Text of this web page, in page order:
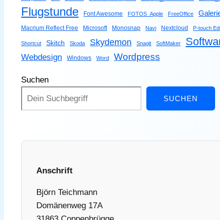
Flugstunde Font Awesome FOTOS_Apple FreeOffice
Macrium Reflect Free Microsoft Monosnap Navi Nextcloud P-touch
Shortcut Skitch Skoda Skydemon Snagit SoftMaker
Webdesign Windows Word Wordpress
Suchen
SUCHEN
Anschrift
Björn Teichmann
Domänenweg 17A